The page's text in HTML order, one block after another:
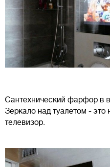
Сантехнический фарфор в
Зеркало над туалетом -
телевизор.